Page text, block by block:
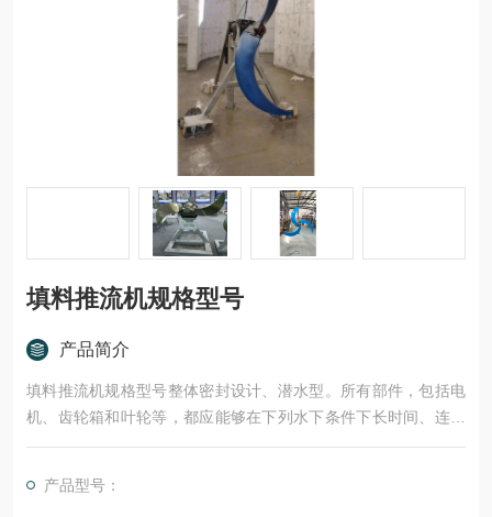
填料推流机规格型号
产品简介
填料推流机规格型号整体密封设计、潜水型。所有部件，包括电
机、齿轮箱和叶轮等，都应能够在下列水下条件下长时间、连续
运行：介质温度0～40℃、介质pH值在4～10之间、动态粘滞度
5℃、介质密度≤1.1&amp;#215;103kg/m3。
产品型号：